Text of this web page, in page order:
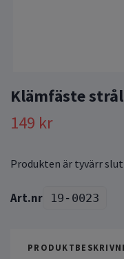
Klämfäste
149 kr
Produkten är tyvärr slut
19-0023